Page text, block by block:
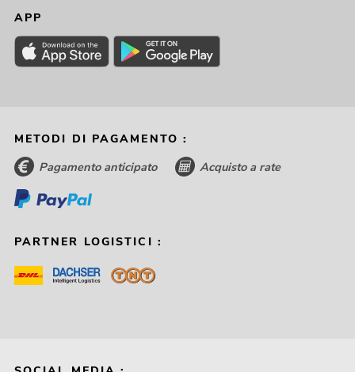
APP
METODI DI PAGAMENTO :
Pagamento anticipato Acquisto a rate
PARTNER LOGISTICI :